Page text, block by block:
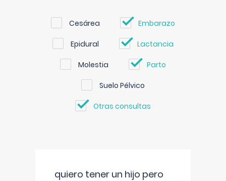
Cesárea Embarazo
Epidural Lactancia
Molestia Parto
Suelo Pélvico
Otras consultas
quiero tener un hijo pero